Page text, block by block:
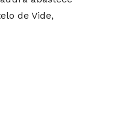
de Vide,